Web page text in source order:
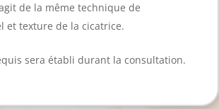
de la même technique de
et texture de la cicatrice.
sera établi durant la consultation.